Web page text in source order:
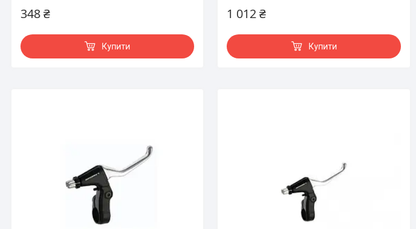
348 ₴
Купити
1 012 ₴
Купити